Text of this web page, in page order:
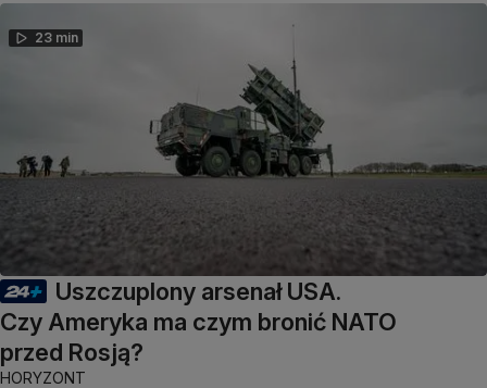
23 min
Uszczuplony arsenał USA.
Czy Ameryka ma czym bronić NATO
przed Rosją?
HORYZONT